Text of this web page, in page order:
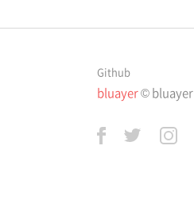
Github
bluayer© bluayer